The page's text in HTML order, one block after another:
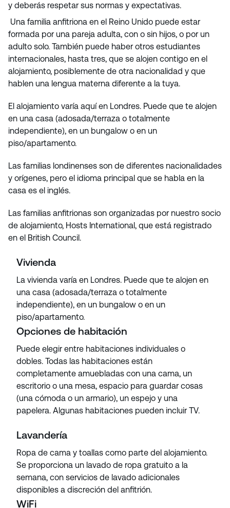
y deberás respetar sus normas y expectativas.
Una familia anfitriona en el Reino Unido puede estar
formada por una pareja adulta, con o sin hijos, o por un
adulto solo. También puede haber otros estudiantes
internacionales, hasta tres, que se alojen contigo en el
alojamiento, posiblemente de otra nacionalidad y que
hablen una lengua materna diferente a la tuya.
El alojamiento varía aquí en Londres. Puede que te alojen
en una casa (adosada/terraza o totalmente
independiente), en un bungalow o en un
piso/apartamento.
Las familias londinenses son de diferentes nacionalidades
y orígenes, pero el idioma principal que se habla en la
casa es el inglés.
Las familias anfitrionas son organizadas por nuestro socio
de alojamiento, Hosts International, que está registrado
en el British Council.
Vivienda
La vivienda varía en Londres. Puede que te alojen en
una casa (adosada/terraza o totalmente
independiente), en un bungalow o en un
piso/apartamento.
Opciones de habitación
Puede elegir entre habitaciones individuales o
dobles. Todas las habitaciones están
completamente amuebladas con una cama, un
escritorio o una mesa, espacio para guardar cosas
(una cómoda o un armario), un espejo y una
papelera. Algunas habitaciones pueden incluir TV.
Lavandería
Ropa de cama y toallas como parte del alojamiento.
Se proporciona un lavado de ropa gratuito a la
semana, con servicios de lavado adicionales
disponibles a discreción del anfitrión.
WiFi